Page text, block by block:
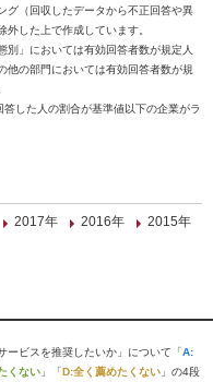
グ（回収したデータから不正回答や異
した上で作成しています。
」においては有効回答者数が規定人
他の部門においては有効回答者数が規
した人の割合が基準値以下の企業がラ
2017年 2016年
2015年
ービスを推奨したいか」について「A:
くない 」「D:全く薦めたくない 」の4段